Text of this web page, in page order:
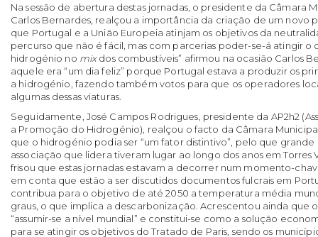
Na sessão de abertura destas jornadas, o presidente da Câmara
Carlos Bernardes, realçou a importância da criação de um novo
que Portugal e a União Europeia atinjam os objetivos da
percurso que não é fácil, mas com parcerias poder-se-á atingir
hidrogénio no mixdos combustíveis” afirmou na ocasião Carlos
aquele era “um dia feliz” porque Portugal estava a produzir os
a hidrogénio, fazendo também votos para que os operadores
algumas dessas viaturas.
Seguidamente, José Campos Rodrigues, presidente da AP2h2
a Promoção do Hidrogénio), realçou o facto da Câmara
que o hidrogénio podia ser “um fator distintivo”, pelo que grande
associação que lidera tiveram lugar ao longo dos anos em Torres
frisou que estas jornadas estavam a decorrer num momento-
em conta que estão a ser discutidos documentos fulcrais em
contribua para o objetivo de até 2050 a temperatura média
graus, o que implica a descarbonização. Acrescentou ainda que
“assumir-se a nível mundial” e constitui-se como a solução
para se atingir os objetivos do Tratado de Paris, sendo os